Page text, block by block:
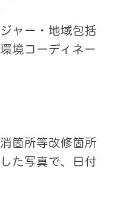
ャー・地域包括
境コーディネー
箇所等改修箇所
た写真で、日付